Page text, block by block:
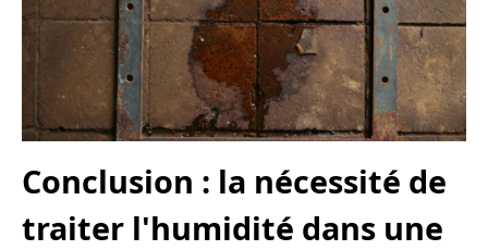
Conclusion : la nécessité de
traiter l'humidité dans une